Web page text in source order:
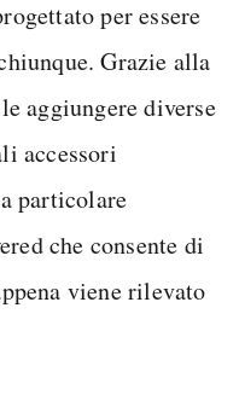
per essere
Grazie alla
aggiungere diverse
accessori
particolare
che consente di
viene rilevato